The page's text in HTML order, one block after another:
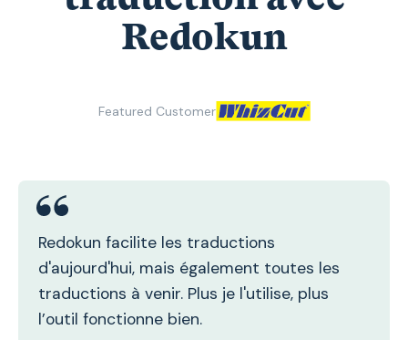
Redokun
Featured Customer
Redokun facilite les traductions
d'aujourd'hui, mais également toutes les
traductions à venir. Plus je l'utilise, plus
l’outil fonctionne bien.